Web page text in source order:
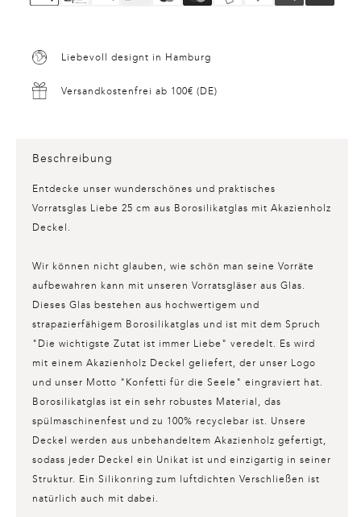
Liebevoll designt in Hamburg
Versandkostenfrei ab 100€ (DE)
Beschreibung
Entdecke unser wunderschönes und praktisches
Vorratsglas Liebe 25 cm aus Borosilikatglas mit Akazienholz
Deckel.
Wir können nicht glauben, wie schön man seine Vorräte
aufbewahren kann mit unseren Vorratsgläser aus Glas.
Dieses Glas bestehen aus hochwertigem und
strapazierfähigem Borosilikatglas und ist mit dem Spruch
"Die wichtigste Zutat ist immer Liebe" veredelt. Es wird
mit einem Akazienholz Deckel geliefert, der unser Logo
und unser Motto "Konfetti für die Seele" eingraviert hat.
Borosilikatglas ist ein sehr robustes Material, das
spülmaschinenfest und zu 100% recyclebar ist. Unsere
Deckel werden aus unbehandeltem Akazienholz gefertigt,
sodass jeder Deckel ein Unikat ist und einzigartig in seiner
Struktur. Ein Silikonring zum luftdichten Verschließen ist
natürlich auch mit dabei.